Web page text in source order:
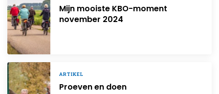
Mijn mooiste KBO-moment
november 2024
ARTIKEL
Proeven en doen